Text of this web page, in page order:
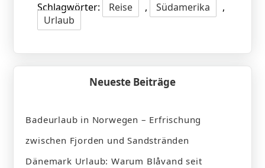
Schlagwörter: Reise , Südamerika
,
Urlaub
Neueste Beiträge
Badeurlaub in Norwegen – Erfrischung
zwischen Fjorden und Sandstränden
Dänemark Urlaub: Warum Blåvand seit